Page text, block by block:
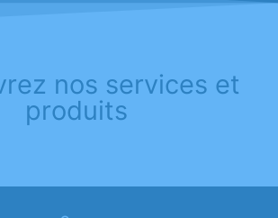
nos services et
produits